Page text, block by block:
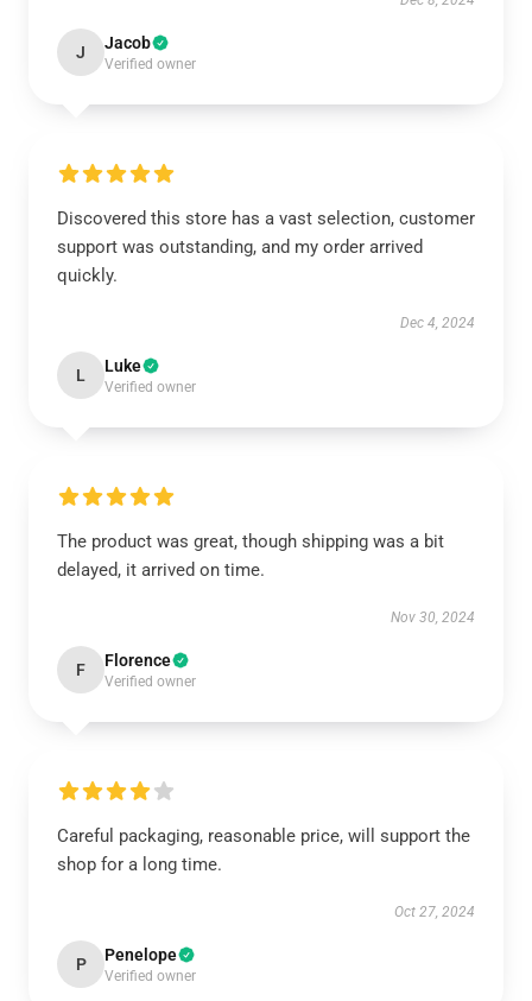
J Jacob
Verified owner
Discovered this store has a vast selection, customer
support was outstanding, and my order arrived
quickly.
Dec 4, 2024
L Luke
Verified owner
The product was great, though shipping was a bit
delayed, it arrived on time.
Nov 30, 2024
F Florence
Verified owner
Careful packaging, reasonable price, will support the
shop for a long time.
Oct 27, 2024
P Penelope
Verified owner